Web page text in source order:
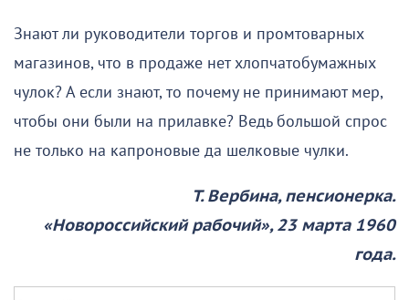
Знают ли руководители торгов и промтоварных
магазинов, что в продаже нет хлопчатобумажных
чулок? А если знают, то почему не принимают мер,
чтобы они были на прилавке? Ведь большой спрос
не только на капроновые да шелковые чулки.
Т. Вербина, пенсионерка.
«Новороссийский рабочий», 23 марта 1960
года.